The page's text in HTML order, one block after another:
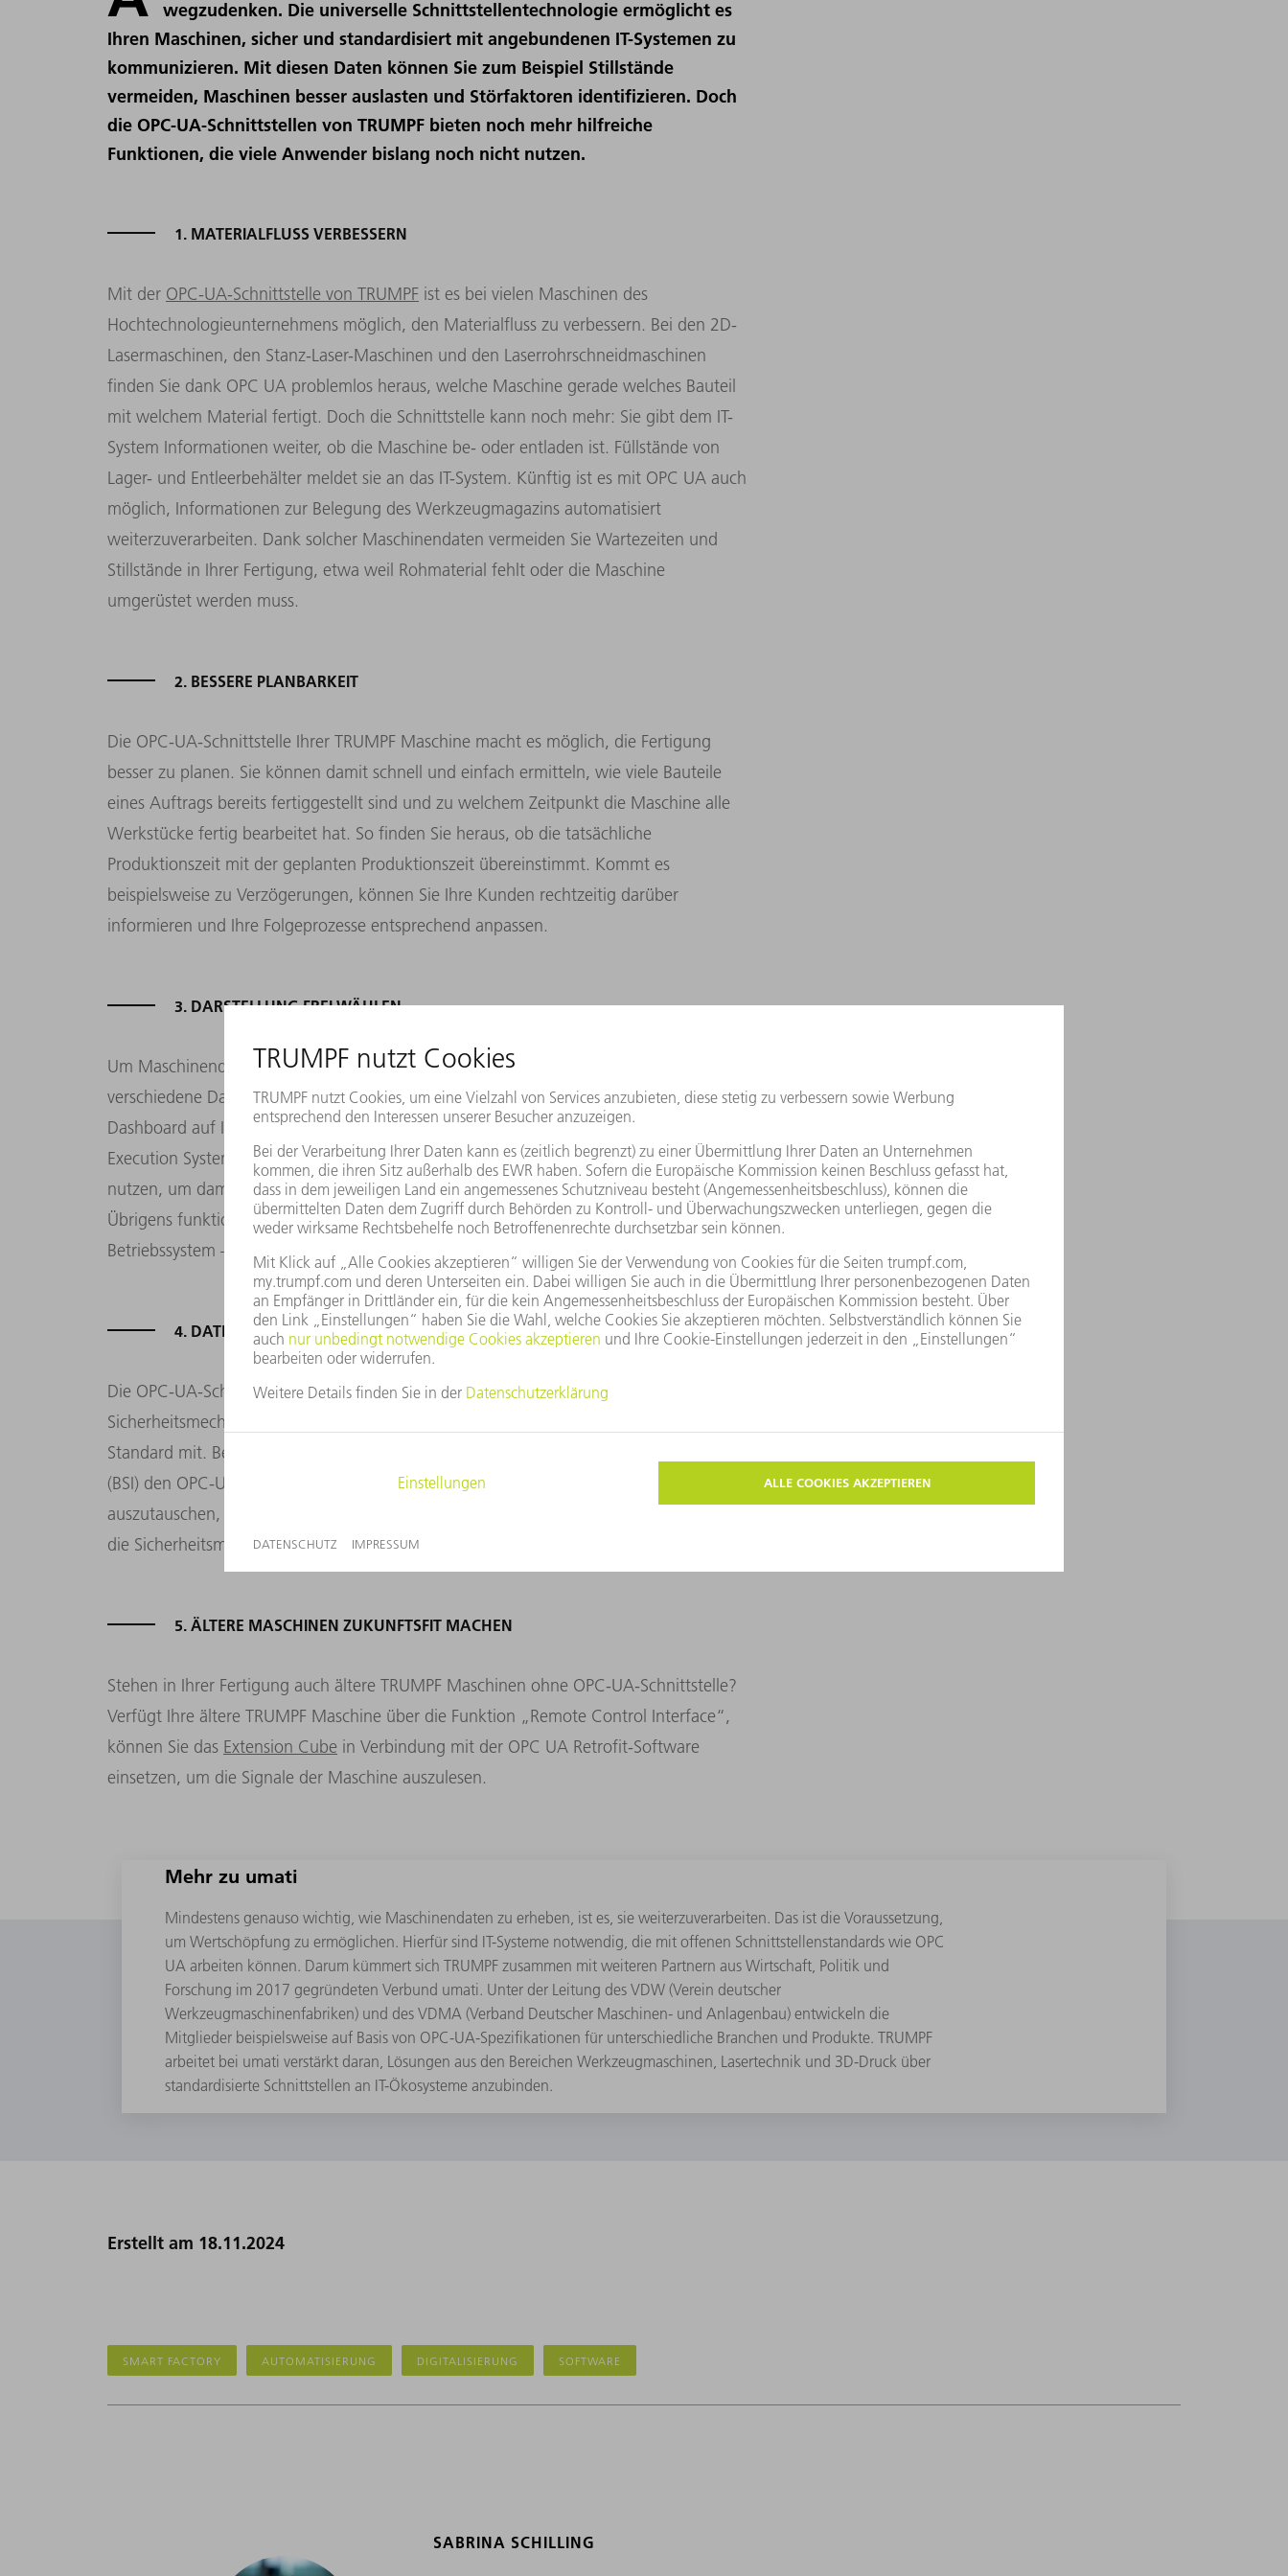
wegzudenken. Die universelle Schnittstellentechnologie ermöglicht es
Ihren Maschinen, sicher und standardisiert mit angebundenen IT-Systemen zu
kommunizieren. Mit diesen Daten können Sie zum Beispiel Stillstände
vermeiden, Maschinen besser auslasten und Störfaktoren identifizieren. Doch
die OPC-UA-Schnittstellen von TRUMPF bieten noch mehr hilfreiche
Funktionen, die viele Anwender bislang noch nicht nutzen.
1. MATERIALFLUSS VERBESSERN
Mit der OPC-UA-Schnittstelle von TRUMPF ist es bei vielen Maschinen des
Hochtechnologieunternehmens möglich, den Materialfluss zu verbessern. Bei den 2D-
Lasermaschinen, den Stanz-Laser-Maschinen und den Laserrohrschneidmaschinen
finden Sie dank OPC UA problemlos heraus, welche Maschine gerade welches Bauteil
mit welchem Material fertigt. Doch die Schnittstelle kann noch mehr: Sie gibt dem IT-
System Informationen weiter, ob die Maschine be- oder entladen ist. Füllstände von
Lager- und Entleerbehälter meldet sie an das IT-System. Künftig ist es mit OPC UA auch
möglich, Informationen zur Belegung des Werkzeugmagazins automatisiert
weiterzuverarbeiten. Dank solcher Maschinendaten vermeiden Sie Wartezeiten und
Stillstände in Ihrer Fertigung, etwa weil Rohmaterial fehlt oder die Maschine
umgerüstet werden muss.
2. BESSERE PLANBARKEIT
Die OPC-UA-Schnittstelle Ihrer TRUMPF Maschine macht es möglich, die Fertigung
besser zu planen. Sie können damit schnell und einfach ermitteln, wie viele Bauteile
eines Auftrags bereits fertiggestellt sind und zu welchem Zeitpunkt die Maschine alle
Werkstücke fertig bearbeitet hat. So finden Sie heraus, ob die tatsächliche
Produktionszeit mit der geplanten Produktionszeit übereinstimmt. Kommt es
beispielsweise zu Verzögerungen, können Sie Ihre Kunden rechtzeitig darüber
informieren und Ihre Folgeprozesse entsprechend anpassen.
3. DARSTELLUNG FREI WÄHLEN
Um Maschinendaten über die OPC-UA-Schnittstelle weiterzuverarbeiten, stehen Ihnen
verschiedene Darstellungsmöglichkeiten zur Verfügung. Neben dem klassischen
Dashboard auf Ihrem Monitor können Sie sich die Daten auch über ein Manufacturing
Execution System (MES) ausgeben lassen. Weiterhin können Sie die Informationen
nutzen, um damit
automatisierte Benachrichtigungen oder E-Mails zu erzeugen.
Übrigens funktioniert die Kommunikation über OPC UA unabhängig vom
Betriebssystem – egal ob Sie Windows, Linux, iOs oder Android nutzen.
4. DATENSCHUTZ GEWÄHRLEISTEN
Die OPC-UA-Schnittstelle bieten Ihnen ein Höchstmaß an Datenschutz. Viele
Sicherheitsmechanismen wie elektronische Zertifikate und Zugriffsrechte bringt der
Standard mit. Bereits 2015 hat das Bundesamt für Sicherheit und Informationstechnik
(BSI) den OPC-UA-Standard zertifiziert. Um die Produktionsdaten datenschutzkonform
auszutauschen, ist keine zusätzliche Hardware nötig. Bei allen TRUMPF Maschinen sind
die Sicherheitsmechanismen des Standards bereits mit der Auslieferung aktiv.
5. ÄLTERE MASCHINEN ZUKUNFTSFIT MACHEN
Stehen in Ihrer Fertigung auch ältere TRUMPF Maschinen ohne OPC-UA-Schnittstelle?
Verfügt Ihre ältere TRUMPF Maschine über die Funktion „Remote Control Interface“,
können Sie das Extension Cube in Verbindung mit der OPC UA Retrofit-Software
einsetzen, um die Signale der Maschine auszulesen.
Mehr zu umati
Mindestens genauso wichtig, wie Maschinendaten zu erheben, ist es, sie weiterzuverarbeiten. Das ist die Voraussetzung,
um Wertschöpfung zu ermöglichen. Hierfür sind IT-Systeme notwendig, die mit offenen Schnittstellenstandards wie OPC
UA arbeiten können. Darum kümmert sich TRUMPF zusammen mit weiteren Partnern aus Wirtschaft, Politik und
Forschung im 2017 gegründeten Verbund umati. Unter der Leitung des VDW (Verein deutscher
Werkzeugmaschinenfabriken) und des VDMA (Verband Deutscher Maschinen- und Anlagenbau) entwickeln die
Mitglieder beispielsweise auf Basis von OPC-UA-Spezifikationen für unterschiedliche Branchen und Produkte. TRUMPF
arbeitet bei umati verstärkt daran, Lösungen aus den Bereichen Werkzeugmaschinen, Lasertechnik und 3D-Druck über
standardisierte Schnittstellen an IT-Ökosysteme anzubinden.
Erstellt am 18.11.2024
SMART FACTORY AUTOMATISIERUNG DIGITALISIERUNG SOFTWARE
SABRINA SCHILLING